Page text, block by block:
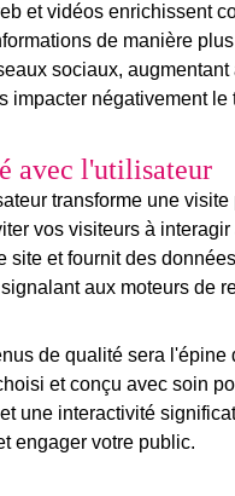
et vidéos enrichissent
de manière
sociaux,
impacter négativement
avec l'utilisateur
transforme une
vos visiteurs à
site et fournit des
aux moteurs de
de qualité sera
et conçu avec soin
une interactivité
engager votre public.